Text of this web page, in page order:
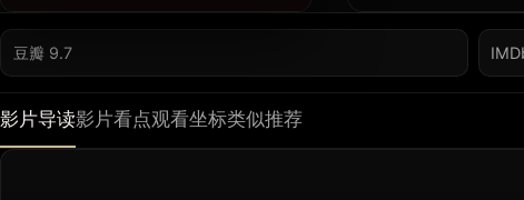
豆瓣 9.7
影片导读影片看点观看坐标类似推荐